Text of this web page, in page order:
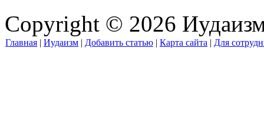
Copyright © 2026
Главная | Иудаизм | Добавить статью | Карта сайта | Для